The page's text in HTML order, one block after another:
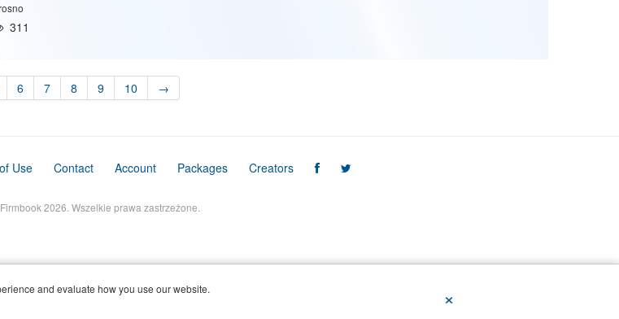
311
6 7 8 9 10 →
Use Contact Account Packages Creators
2026. Wszelkie prawa zastrzeżone.
×
and evaluate how you use our website.